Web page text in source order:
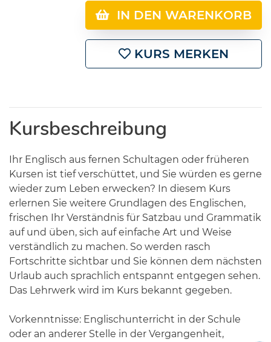
IN DEN WARENKORB
KURS MERKEN
Kursbeschreibung
Ihr Englisch aus fernen Schultagen oder früheren
Kursen ist tief verschüttet, und Sie würden es gerne
wieder zum Leben erwecken? In diesem Kurs
erlernen Sie weitere Grundlagen des Englischen,
frischen Ihr Verständnis für Satzbau und Grammatik
auf und üben, sich auf einfache Art und Weise
verständlich zu machen. So werden rasch
Fortschritte sichtbar und Sie können dem nächsten
Urlaub auch sprachlich entspannt entgegen sehen.
Das Lehrwerk wird im Kurs bekannt gegeben.
Vorkenntnisse: Englischunterricht in der Schule
oder an anderer Stelle in der Vergangenheit,